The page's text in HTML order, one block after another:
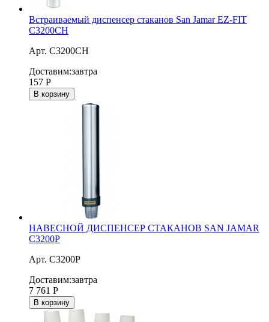
Встраиваемый диспенсер стаканов San Jamar EZ-FIT
C3200CH
Арт. C3200CH
Доставим:завтра
157 Р
В корзину
НАВЕСНОЙ ДИСПЕНСЕР СТАКАНОВ SAN JAMAR
C3200P
Арт. C3200P
Доставим:завтра
7 761 Р
В корзину